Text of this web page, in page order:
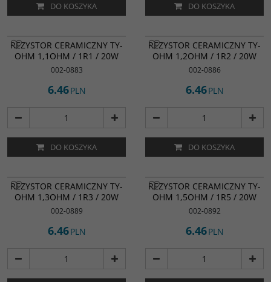
DO KOSZYKA DO KOSZYKA
REZYSTOR CERAMICZNY TY-
OHM 1,1OHM / 1R1 / 20W
002-0883
6.46PLN
DO KOSZYKA
REZYSTOR CERAMICZNY TY-
OHM 1,2OHM / 1R2 / 20W
002-0886
6.46PLN
DO KOSZYKA
REZYSTOR CERAMICZNY TY-
OHM 1,3OHM / 1R3 / 20W
002-0889
6.46PLN
REZYSTOR CERAMICZNY TY-
OHM 1,5OHM / 1R5 / 20W
002-0892
6.46PLN